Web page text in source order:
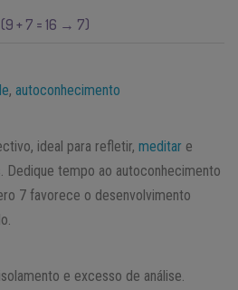
(9 + 7 = 16 → 7)
, autoconhecimento
ideal para refletir, meditar e
Dedique tempo ao autoconhecimento
7 favorece o desenvolvimento
e excesso de análise.